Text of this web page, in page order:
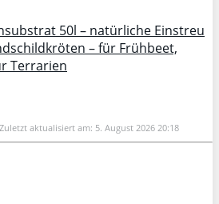
50l – natürliche Einstreu
– für Frühbeet,
Terrarien
Zuletzt aktualisiert am: 5. August 2026 20:18